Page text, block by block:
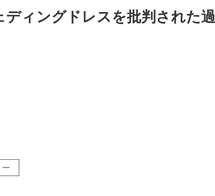
ィングドレスを批判された過